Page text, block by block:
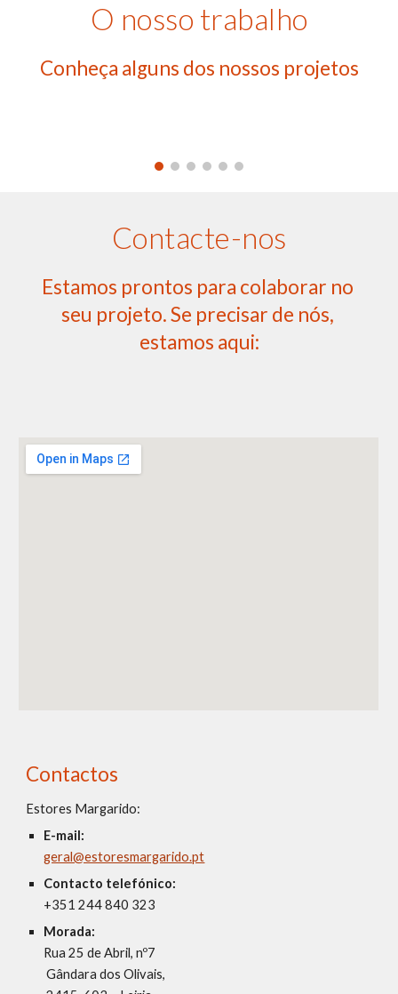
O nosso trabalho
Conheça alguns dos nossos projetos
Contacte-nos
Estamos prontos para colaborar no
seu projeto. Se precisar de nós,
estamos aqui:
Contactos
Estores Margarido:
E-mail:
geral@estoresmargarido.pt
Contacto telefónico:
+351 244 840 323
Morada:
Rua 25 de Abril, nº7
Gândara dos Olivais,